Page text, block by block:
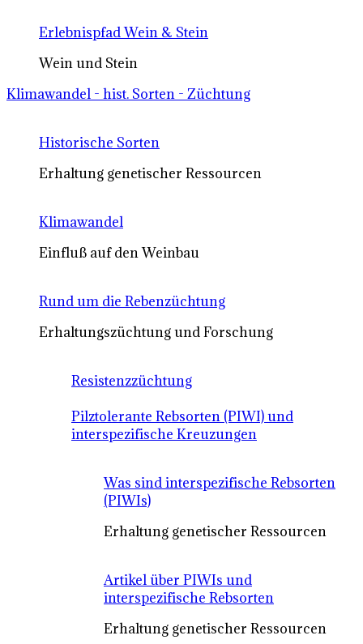
Erlebnispfad Wein & Stein
Wein und Stein
Klimawandel - hist. Sorten - Züchtung
Historische Sorten
Erhaltung genetischer Ressourcen
Klimawandel
Einfluß auf den Weinbau
Rund um die Rebenzüchtung
Erhaltungszüchtung und Forschung
Resistenzzüchtung
Pilztolerante Rebsorten (PIWI) und
interspezifische Kreuzungen
Was sind interspezifische Rebsorten
(PIWIs)
Erhaltung genetischer Ressourcen
Artikel über PIWIs und
interspezifische Rebsorten
Erhaltung genetischer Ressourcen